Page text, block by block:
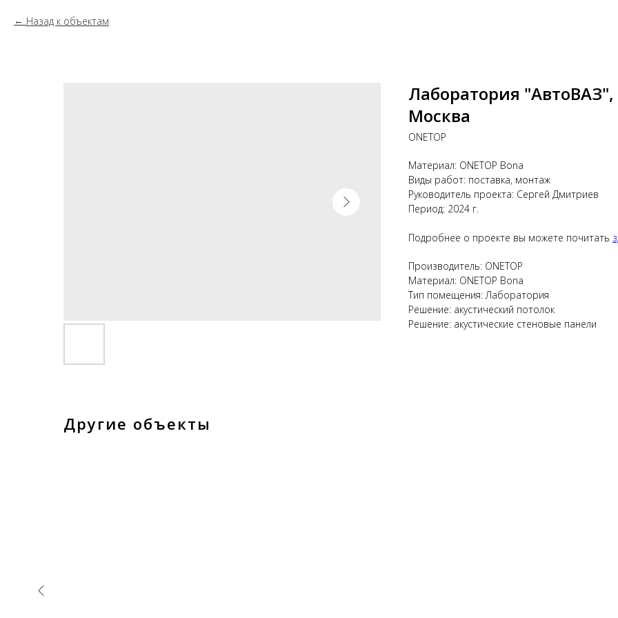
Назад к объектам
Лаборатория "АвтоВАЗ",
Москва
ONETOP
Материал: ONETOP Bona
Виды работ: поставка, монтаж
Руководитель проекта: Сергей Дмитриев
Период: 2024 г.
Подробнее о проекте вы можете почитать
Производитель: ONETOP
Материал: ONETOP Bona
Тип помещения: Лаборатория
Решение: акустический потолок
Решение: акустические стеновые панели
Другие объекты